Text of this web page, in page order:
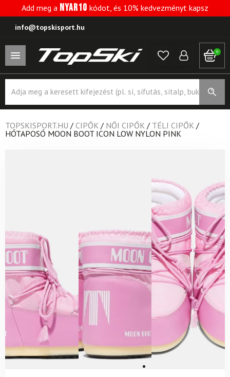
Add meg a NYAR10 kódot, és 10% kedvezményt kapsz
info@topskisport.hu
0
search
TOPSKISPORT.HU / CIPŐK / NŐI CIPŐK / TÉLI CIPŐK /
HÓTAPOSÓ MOON BOOT ICON LOW NYLON PINK